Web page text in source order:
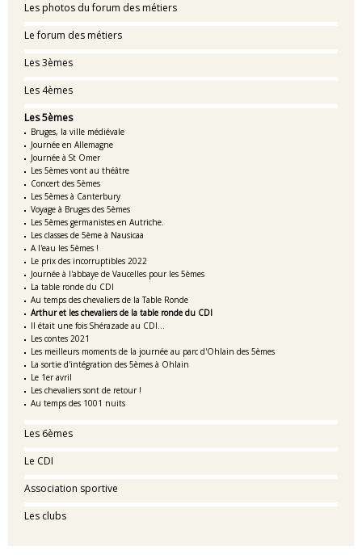
Les photos du forum des métiers
Le forum des métiers
Les 3èmes
Les 4èmes
Les 5èmes
Bruges, la ville médiévale
Journée en Allemagne
Journée à St Omer
Les 5èmes vont au théâtre
Concert des 5èmes
Les 5èmes à Canterbury
Voyage à Bruges des 5èmes
Les 5èmes germanistes en Autriche.
Les classes de 5ème à Nausicaa
A l'eau les 5èmes !
Le prix des incorruptibles 2022
Journée à l'abbaye de Vaucelles pour les 5èmes
La table ronde du CDI
Au temps des chevaliers de la Table Ronde
Arthur et les chevaliers de la table ronde du CDI
Il était une fois Shérazade au CDI…
Les contes 2021
Les meilleurs moments de la journée au parc d'Ohlain des 5èmes
La sortie d'intégration des 5èmes à Ohlain
Le 1er avril
Les chevaliers sont de retour !
Au temps des 1001 nuits
Les 6èmes
Le CDI
Association sportive
Les clubs